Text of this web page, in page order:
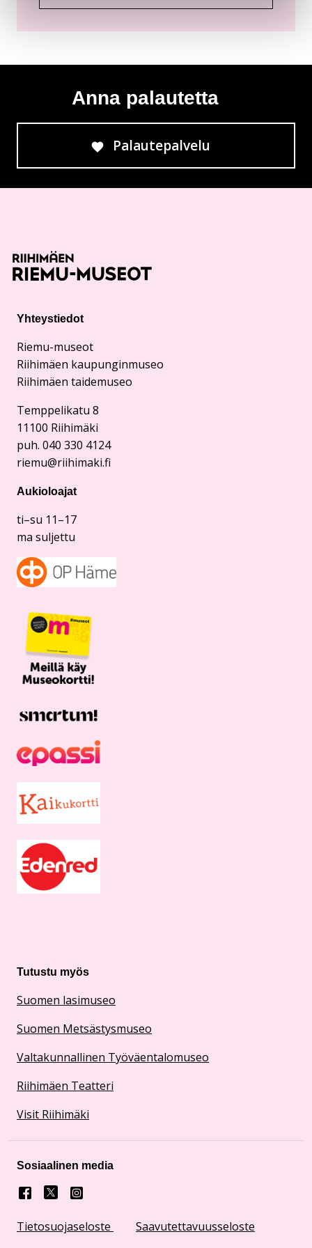
Anna palautetta
Palautepalvelu
Siirtyy ulkoiselle
Yhteystiedot
Riemu-museot
Riihimäen kaupunginmuseo
Riihimäen taidemuseo
Temppelikatu 8
11100 Riihimäki
puh. 040 330 4124
riemu@riihimaki.fi
Aukioloajat
ti–su 11–17
ma suljettu
Tutustu myös
Suomen lasimuseo
Suomen Metsästysmuseo
Valtakunnallinen Työväentalomuseo
Riihimäen Teatteri
Visit Riihimäki
Tietosuojaseloste Saavutettavuusseloste
Sosiaalinen media
Facebook
X Instagram